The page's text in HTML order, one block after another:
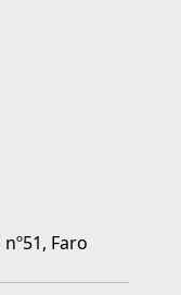
Faro